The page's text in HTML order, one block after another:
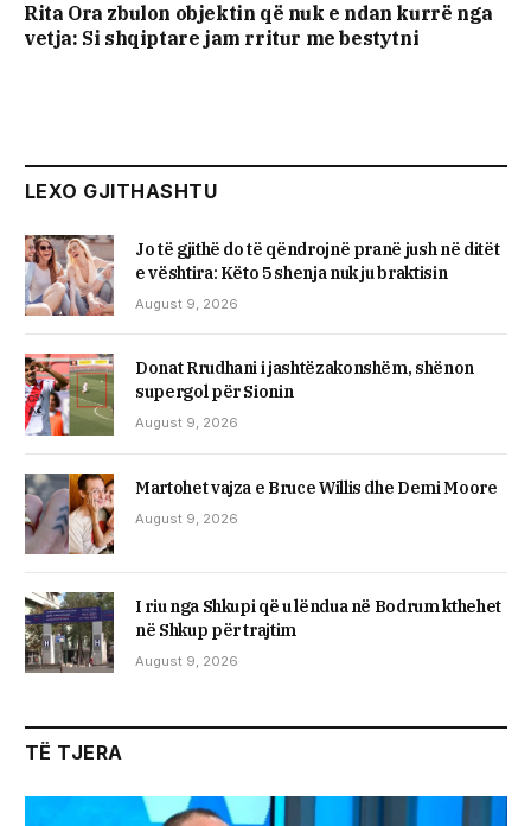
Rita Ora zbulon objektin që nuk e ndan kurrë nga
vetja: Si shqiptare jam rritur me bestytni
LEXO GJITHASHTU
Jo të gjithë do të qëndrojnë pranë jush në ditët
e vështira: Këto 5 shenja nuk ju braktisin
August 9, 2026
Donat Rrudhani i jashtëzakonshëm, shënon
supergol për Sionin
August 9, 2026
Martohet vajza e Bruce Willis dhe Demi Moore
August 9, 2026
I riu nga Shkupi që u lëndua në Bodrum kthehet
në Shkup për trajtim
August 9, 2026
TË TJERA